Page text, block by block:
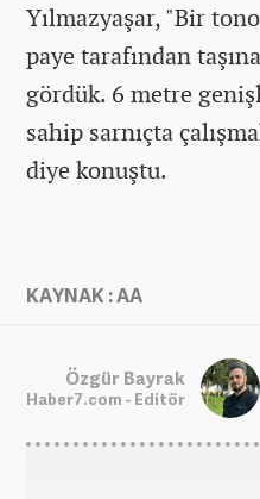
Yılmazyaşar, "Bir
paye tarafından
gördük. 6 metre
sahip sarnıçta
diye konuştu.
KAYNAK : AA
Özgür Bayrak
Haber7.com - Editör